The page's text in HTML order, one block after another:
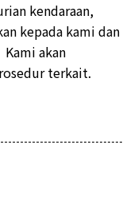
kendaraan,
kepada kami dan
Kami akan
terkait.